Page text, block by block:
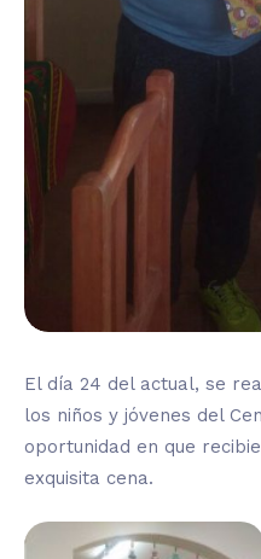
El día 24 del actual, se
los niños y jóvenes del
oportunidad en que
exquisita cena.